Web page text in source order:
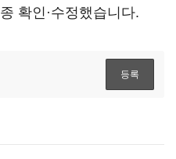
확인·수정했습니다.